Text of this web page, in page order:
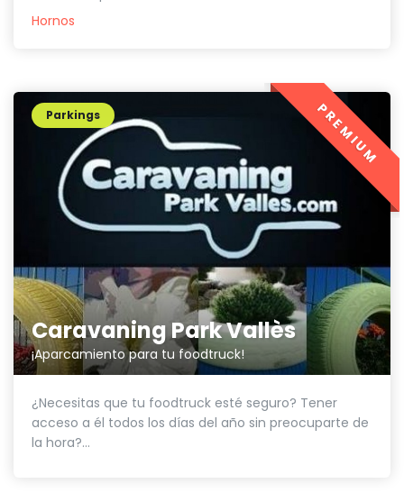
Hornos
Caravaning Park Vallès
¡Aparcamiento para tu foodtruck!
Parkings
¿Necesitas que tu foodtruck esté seguro? Tener
acceso a él todos los días del año sin preocuparte de
la hora?...
PREMIUM